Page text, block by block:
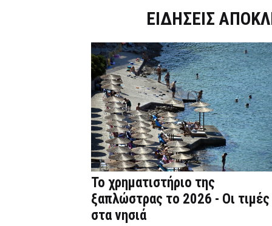
ΕΙΔΗΣΕΙΣ
Το χρηματιστήριο της
ξαπλώστρας το 2026 - Οι τιμές
στα νησιά